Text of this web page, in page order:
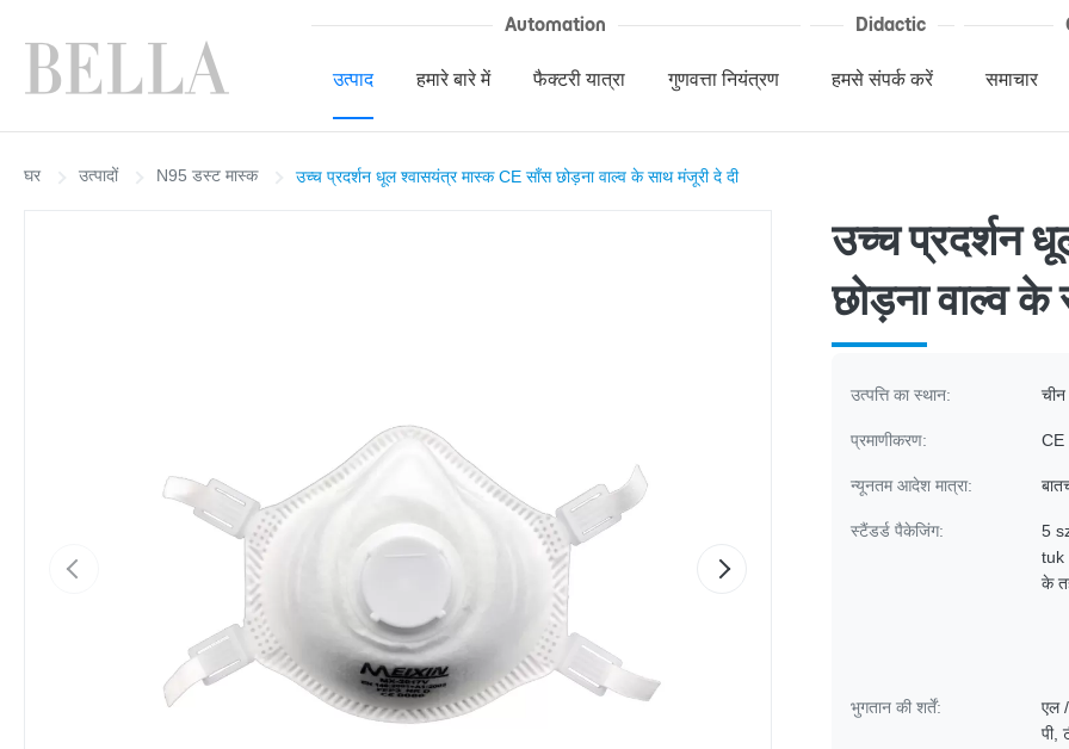
Automation
उत्पाद हमारे बारे में फैक्टरी यात्रा गुणवत्ता नियंत्रण
Didactic
हमसे संपर्क करें समाचार
घर उत्पादों N95 डस्ट मास्क उच्च प्रदर्शन धूल श्वासयंत्र मास्क CE साँस छोड़ना वाल्व के साथ मंजूरी दे दी
उच्च प्रदर्शन
छोड़ना वाल्व के
उत्पत्ति का स्थान: चीन
प्रमाणीकरण: CE
न्यूनतम आदेश मात्रा:
स्टैंडर्ड पैकेजिंग:
5
tuk
के
भुगतान की शर्तें:
एल
पी,